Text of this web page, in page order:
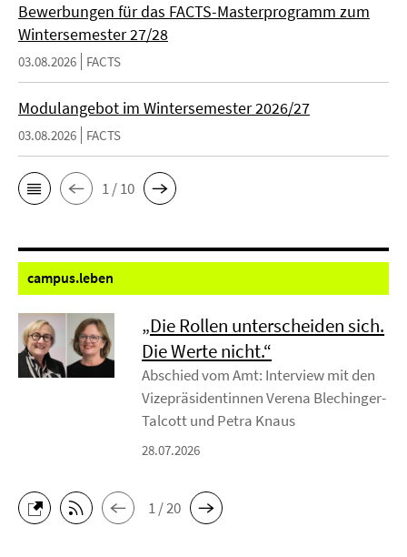
Bewerbungen für das FACTS-Masterprogramm zum
Wintersemester 27/28
03.08.2026 FACTS
Modulangebot im Wintersemester 2026/27
03.08.2026 FACTS
1 / 10
campus.leben
„Die Rollen unterscheiden sich.
Die Werte nicht.“
Abschied vom Amt: Interview mit den
Vizepräsidentinnen Verena Blechinger-
Talcott und Petra Knaus
28.07.2026
1 / 20